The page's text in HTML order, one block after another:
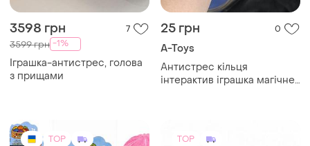
3598 грн 7
3599 грн -1%
Іграшка-антистрес, голова
з прищами
25 грн 0
A-Toys
Антистрес кільця
інтерактив іграшка магічне
TOP TOP